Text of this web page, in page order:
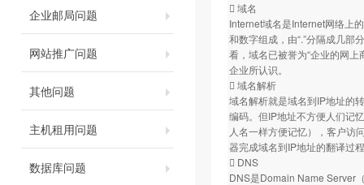
企业邮局问题
网站推广问题
其他问题
主机租用问题
数据库问题
 域名
Internet域名是Internet网络上
和数字组成，由“.”分隔成几部
看，域名已被誉为“企业的网
企业所认识。
 域名解析
域名解析就是域名到IP地址的
编码。但IP地址不方便人们记
人名一样方便记忆），客户访
器完成域名到IP地址的翻译过
 DNS
DNS是Domain Name Server